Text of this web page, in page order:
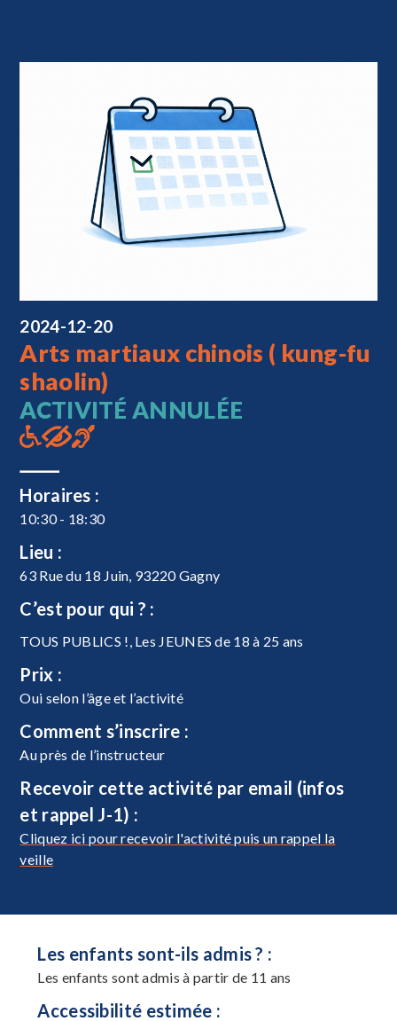
2024-12-20
Arts martiaux chinois ( kung-fu
shaolin)
ACTIVITÉ ANNULÉE
Horaires :
10:30 - 18:30
Lieu :
63 Rue du 18 Juin, 93220 Gagny
C’est pour qui ? :
TOUS PUBLICS !, Les JEUNES de 18 à 25 ans
Prix :
Oui selon l’âge et l’activité
Comment s’inscrire :
Au près de l’instructeur
Recevoir cette activité par email (infos
et rappel J-1) :
Cliquez ici pour recevoir l'activité puis un rappel la
veille
Les enfants sont-ils admis ? :
Les enfants sont admis à partir de 11 ans
Accessibilité estimée :